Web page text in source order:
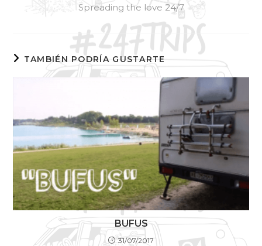
Spreading the love 24/7
TAMBIÉN PODRÍA GUSTARTE
BUFUS
31/07/2017